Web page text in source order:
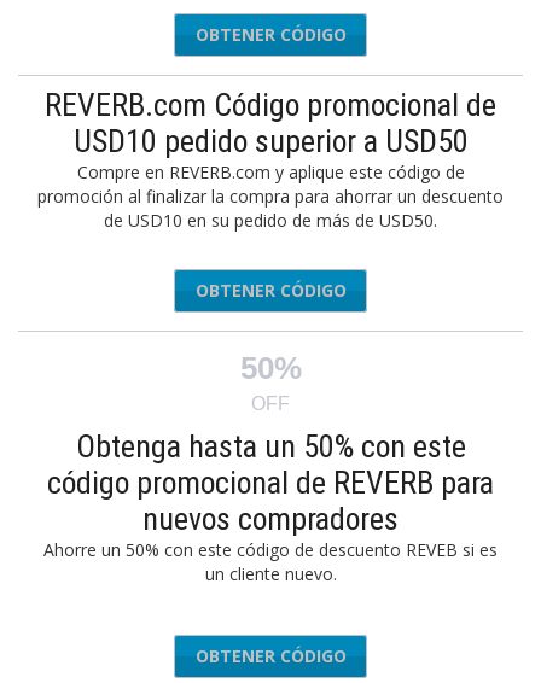
NEW50
OBTENER CÓDIGO
REVERB.com Código promocional de
USD10 pedido superior a USD50
Compre en REVERB.com y aplique este código de
promoción al finalizar la compra para ahorrar un descuento
de USD10 en su pedido de más de USD50.
10OFF50
OBTENER CÓDIGO
50%
OFF
Obtenga hasta un 50% con este
código promocional de REVERB para
nuevos compradores
Ahorre un 50% con este código de descuento REVEB si es
un cliente nuevo.
NEW50
OBTENER CÓDIGO